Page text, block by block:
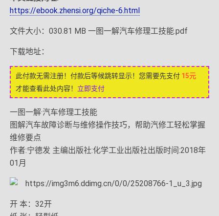
https://ebook.zhensi.org/qiche-6.html
文件大小：030.81 MB 一图一解汽车修理工技能.pdf
下载地址：
此付款无需注册！付款后等候跳转显示！您需要先支付 15元
才能查看此处内容！ 立即支付
一图一解·汽车修理工技能
图解汽车故障诊断与维修操作技巧，帮助汽修工轻松掌握
维修要点
作者:宁德发 主编出版社:化学工业出版社出版时间:2018年
01月
开 本：32开